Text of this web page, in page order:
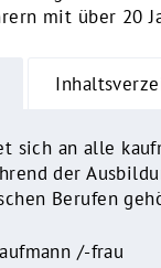
mit über 20
sich an alle
der
Berufen
/-frau